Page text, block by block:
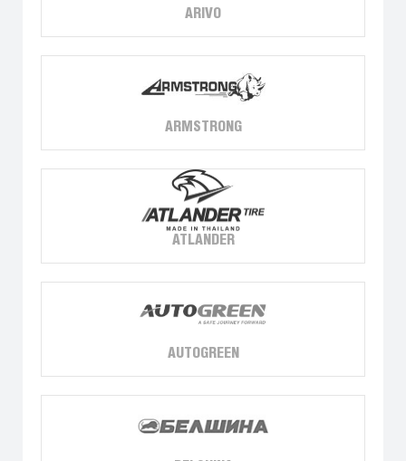
ARIVO
ARMSTRONG
ATLANDER
AUTOGREEN